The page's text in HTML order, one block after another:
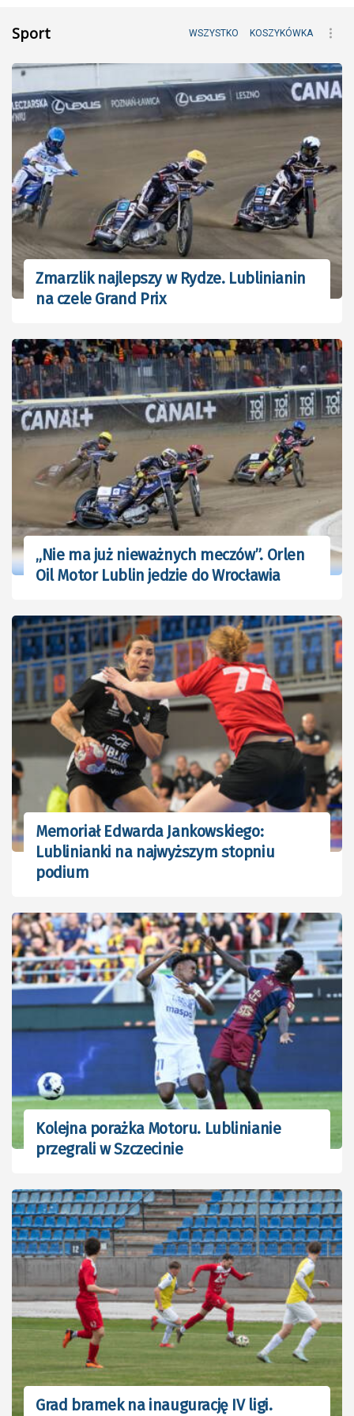
Sport WSZYSTKO KOSZYKÓWKA
Zmarzlik najlepszy w Rydze. Lublinianin
na czele Grand Prix
„Nie ma już nieważnych meczów”. Orlen
Oil Motor Lublin jedzie do Wrocławia
Memoriał Edwarda Jankowskiego:
Lublinianki na najwyższym stopniu
podium
Kolejna porażka Motoru. Lublinianie
przegrali w Szczecinie
Grad bramek na inaugurację IV ligi.